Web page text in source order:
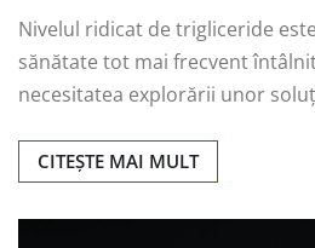
Nivelul ridicat de trigliceride
sănătate tot mai frecvent
necesitatea explorării unor
CITEȘTE MAI MULT